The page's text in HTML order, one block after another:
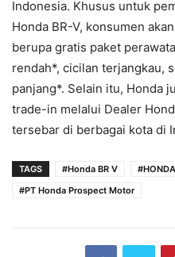
Indonesia. Khusus untuk
Honda BR-V, konsumen
berupa gratis paket
rendah*, cicilan terjangkau,
panjang*. Selain itu, Honda
trade-in melalui Dealer
tersebar di berbagai kota di
TAGS #Honda BR V
#PT Honda Prospect Motor